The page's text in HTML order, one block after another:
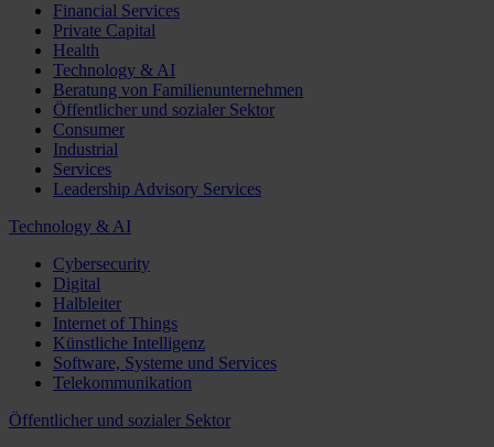
Financial Services
Private Capital
Health
Technology & AI
Beratung von Familienunternehmen
Öffentlicher und sozialer Sektor
Consumer
Industrial
Services
Leadership Advisory Services
Technology & AI
Cybersecurity
Digital
Halbleiter
Internet of Things
Künstliche Intelligenz
Software, Systeme und Services
Telekommunikation
Öffentlicher und sozialer Sektor